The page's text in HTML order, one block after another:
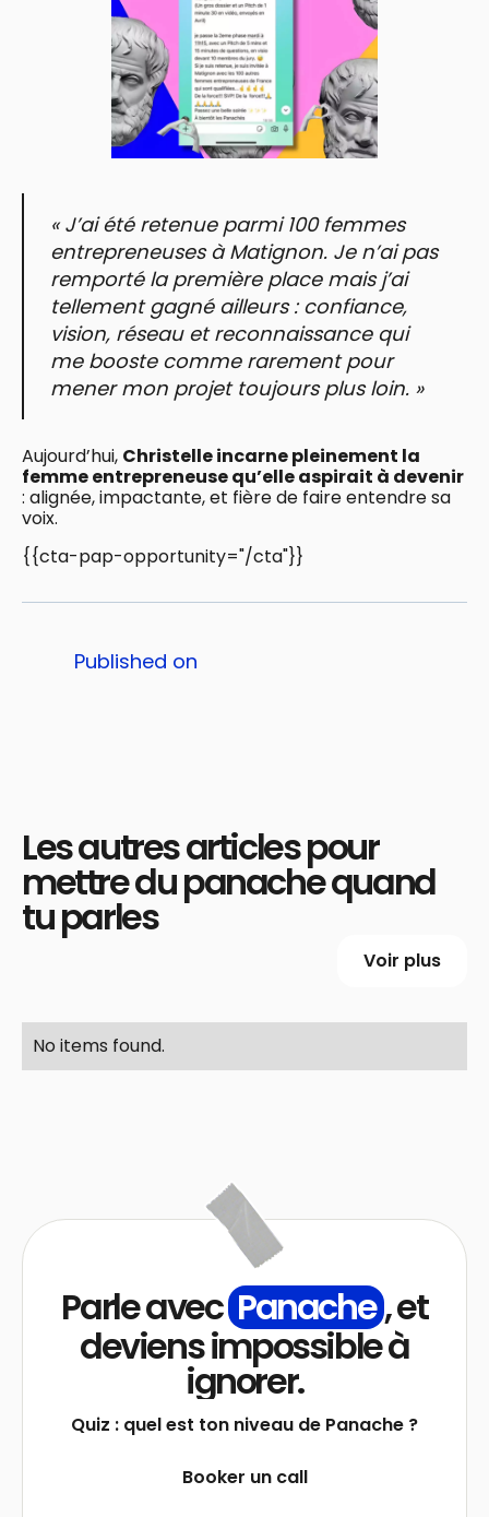
« J’ai été retenue parmi 100 femmes
entrepreneuses à Matignon. Je n’ai pas
remporté la première place mais j’ai
tellement gagné ailleurs : confiance,
vision, réseau et reconnaissance qui
me booste comme rarement pour
mener mon projet toujours plus loin. »
Aujourd’hui, Christelle incarne pleinement la
femme entrepreneuse qu’elle aspirait à devenir
: alignée, impactante, et fière de faire entendre sa
voix.
{{cta-pap-opportunity="/cta"}}
Published on
Les autres articles pour
mettre du panache quand
tu parles
Voir plus
No items found.
Parle avec Panache, et
deviens impossible à
ignorer.
Quiz : quel est ton niveau de Panache ?
Booker un call